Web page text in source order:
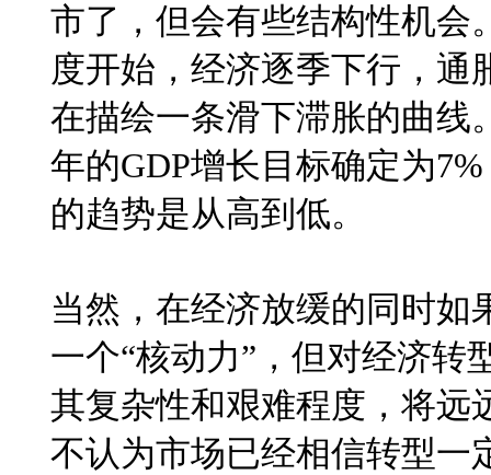
市了，但会有些结构性机会
度开始，经济逐季下行，
在描绘一条滑下滞胀的曲线
年的GDP增长目标确定为7%
的趋势是从高到低。
当然，在经济放缓的同时如
一个“核动力”，但对经济转
其复杂性和艰难程度，将远
不认为市场已经相信转型一